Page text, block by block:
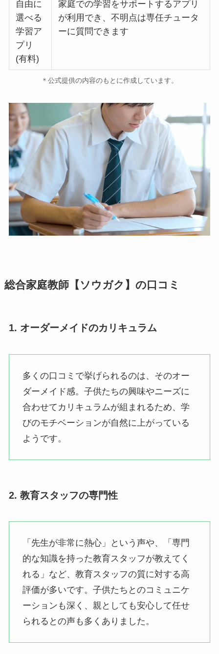
自由に
選べる
学習ア
プリ
(有料)
家庭での学習をサポートするアプリ
が利用でき、不明点は専任チュータ
ーに質問できます
＊公式提供の内容のもとに作成しています。
総合家庭教師【ソウガク】の口コミ
1. オーダーメイドのカリキュラム
多くの口コミで挙げられるのは、そのオー
ダーメイド感。子供たちの興味やニーズに
合わせてカリキュラムが組まれるため、学
びのモチベーションが自然に上がっている
ようです。
2. 教育スタッフの専門性
「先生が非常に熱心」という声や、「専門
的な知識を持った教育スタッフが教えてく
れる」など、教育スタッフの質に対する高
評価が多いです。子供たちとのコミュニケ
ーションも深く、親としても安心して任せ
られるとの声も多くありました。